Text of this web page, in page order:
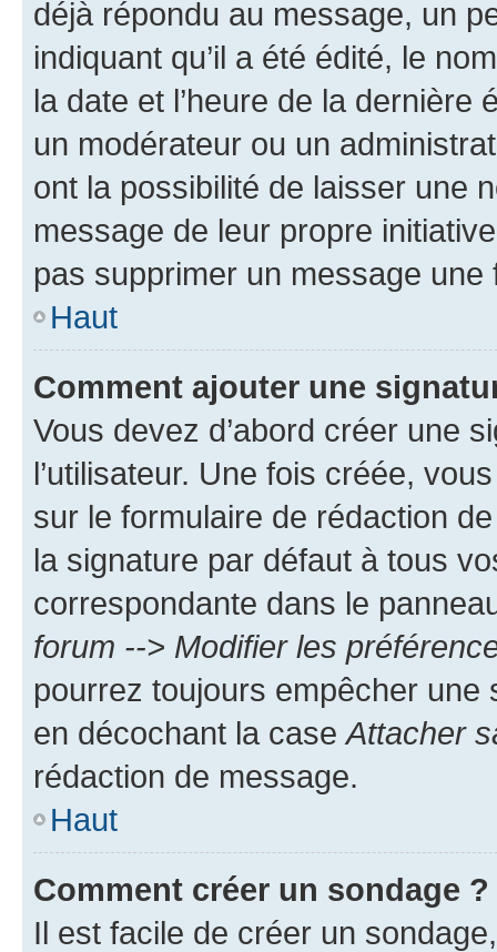
déjà répondu au message, un
indiquant qu’il a été édité, le
la date et l’heure de la dernière
un modérateur ou un
ont la possibilité de laisser une
message de leur propre
pas supprimer un message une
Haut
Comment ajouter une
Vous devez d’abord créer une
l’utilisateur. Une fois créée,
sur le formulaire de rédaction
la signature par défaut à tous
correspondante dans le
forum --> Modifier les
pourrez toujours empêcher une
en décochant la case Attacher
rédaction de message.
Haut
Comment créer un sondage ?
Il est facile de créer un